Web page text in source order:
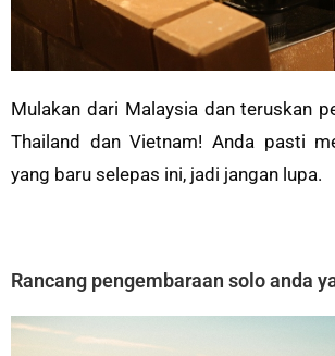
Mulakan dari Malaysia dan teruskan
Thailand dan Vietnam! Anda pasti
yang baru selepas ini, jadi jangan lupa.
Rancang pengembaraan solo anda